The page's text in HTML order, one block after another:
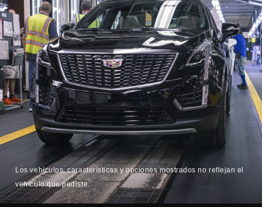
Los vehículos, características y opciones mostrados no reflejan el
vehículo que pediste.